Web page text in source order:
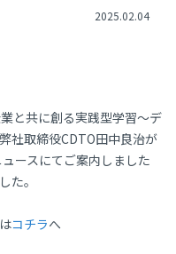
2025.02.04
と共に創る実践型学習～デ
社取締役CDTO田中良治が
ースにてご案内しました
た。
コチラへ